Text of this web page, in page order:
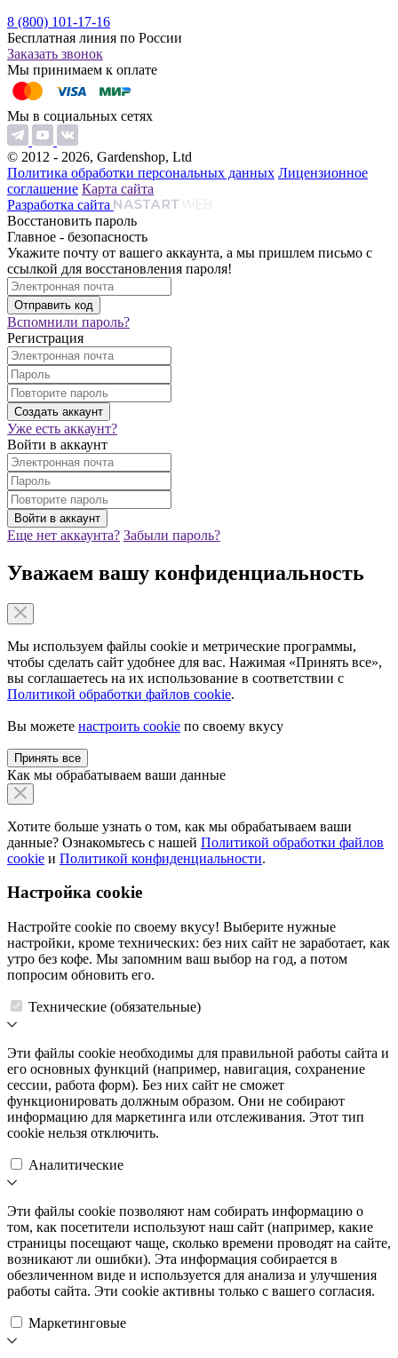
8 (800) 101-17-16
Бесплатная линия по России
Заказать звонок
Мы принимаем к оплате
Мы в социальных сетях
© 2012 - 2026, Gardenshop, Ltd
Политика обработки персональных данных Лицензионное
соглашение Карта сайта
Разработка сайта
Восстановить пароль
Главное - безопасность
Укажите почту от вашего аккаунта, а мы пришлем письмо с
ссылкой для восстановления пароля!
Вспомнили пароль?
Регистрация
Уже есть аккаунт?
Войти в аккаунт
Еще нет аккаунта? Забыли пароль?
Уважаем вашу конфиденциальность
Мы используем файлы cookie и метрические программы,
чтобы сделать сайт удобнее для вас. Нажимая «Принять все»,
вы соглашаетесь на их использование в соответствии с
Политикой обработки файлов cookie.
Вы можете настроить cookie по своему вкусу
Принять все
Как мы обрабатываем ваши данные
Хотите больше узнать о том, как мы обрабатываем ваши
данные? Ознакомьтесь с нашей Политикой обработки файлов
cookie и Политикой конфиденциальности.
Настройка cookie
Настройте cookie по своему вкусу! Выберите нужные
настройки, кроме технических: без них сайт не заработает, как
утро без кофе. Мы запомним ваш выбор на год, а потом
попросим обновить его.
Технические (обязательные)
Эти файлы cookie необходимы для правильной работы сайта и
его основных функций (например, навигация, сохранение
сессии, работа форм). Без них сайт не сможет
функционировать должным образом. Они не собирают
информацию для маркетинга или отслеживания. Этот тип
cookie нельзя отключить.
Аналитические
Эти файлы cookie позволяют нам собирать информацию о
том, как посетители используют наш сайт (например, какие
страницы посещают чаще, сколько времени проводят на сайте,
возникают ли ошибки). Эта информация собирается в
обезличенном виде и используется для анализа и улучшения
работы сайта. Эти cookie активны только с вашего согласия.
Маркетинговые